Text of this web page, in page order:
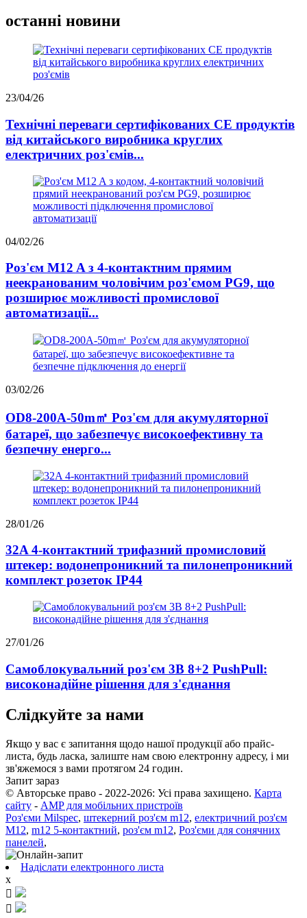
останні новини
23/04/26
Технічні переваги сертифікованих CE продуктів
від китайського виробника круглих
електричних роз'ємів...
04/02/26
Роз'єм M12 A з 4-контактним прямим
неекранованим чоловічим роз'ємом PG9, що
розширює можливості промислової
автоматизації...
03/02/26
OD8-200A-50m㎡ Роз'єм для акумуляторної
батареї, що забезпечує високоефективну та
безпечну енерго...
28/01/26
32A 4-контактний трифазний промисловий
штекер: водонепроникний та пилонепроникний
комплект розеток IP44
27/01/26
Самоблокувальний роз'єм 3B 8+2 PushPull:
високонадійне рішення для з'єднання
Слідкуйте за нами
Якщо у вас є запитання щодо нашої продукції або прайс-
листа, будь ласка, залиште нам свою електронну адресу, і ми
зв'яжемося з вами протягом 24 годин.
Запит зараз
© Авторське право - 2022-2026: Усі права захищено. Карта
сайту - AMP для мобільних пристроїв
Роз'єми Milspec, штекерний роз'єм m12, електричний роз'єм
M12, m12 5-контактний, роз'єм m12, Роз'єми для сонячних
панелей,
Надіслати електронного листа
x

